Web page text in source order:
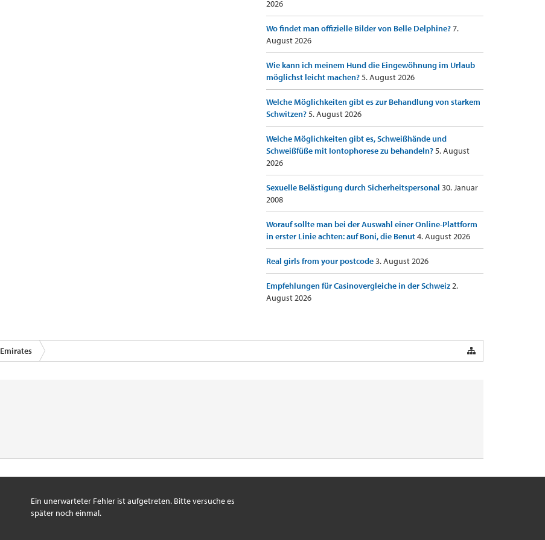
2026
Wo findet man offizielle Bilder von Belle Delphine?7.
August 2026
Wie kann ich meinem Hund die Eingewöhnung im Urlaub
möglichst leicht machen?5. August 2026
Welche Möglichkeiten gibt es zur Behandlung von starkem
Schwitzen?5. August 2026
Welche Möglichkeiten gibt es, Schweißhände und
Schweißfüße mit Iontophorese zu behandeln?5. August
2026
Sexuelle Belästigung durch Sicherheitspersonal 30. Januar
2008
Worauf sollte man bei der Auswahl einer Online-Plattform
in erster Linie achten: auf Boni, die Benut4. August 2026
Real girls from your postcode3. August 2026
Empfehlungen für Casinovergleiche in der Schweiz2.
August 2026
Emirates
Ein unerwarteter Fehler ist aufgetreten. Bitte versuche es
später noch einmal.